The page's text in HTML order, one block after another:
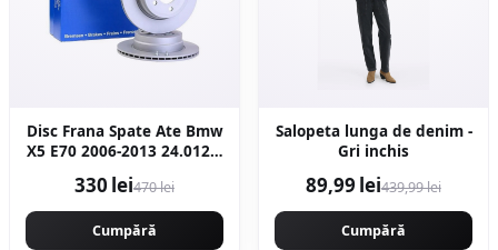
Disc Frana Spate Ate Bmw
X5 E70 2006-2013 24.0120-
330 lei470 lei
Cumpără
Salopeta lunga de denim -
Gri inchis
89,99 lei439,99 lei
Cumpără